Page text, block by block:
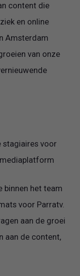
content die
en online
Amsterdam
van onze
stagiaires voor
binnen het team
voor Parratv.
aan de groei
aan de content,